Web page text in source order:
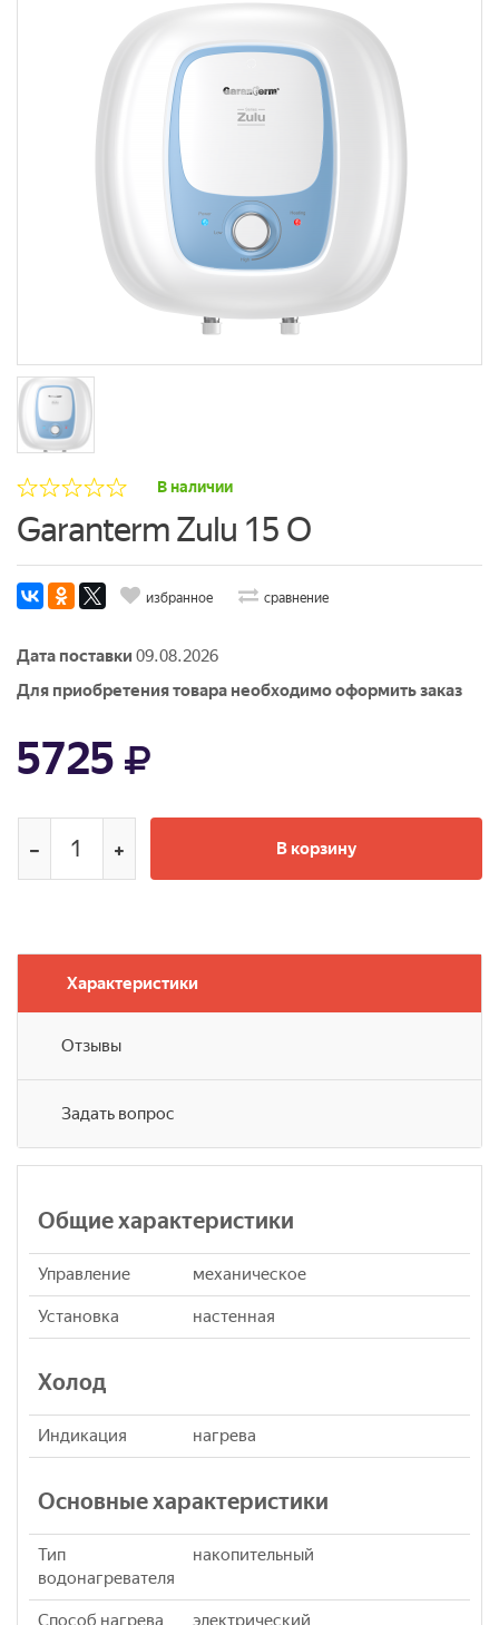
В наличии
Garanterm Zulu 15 O
избранное сравнение
Дата поставки 09.08.2026
Для приобретения товара необходимо оформить заказ
5725
В корзину
Характеристики
Отзывы
Задать вопрос
Общие характеристики
Управление механическое
Установка настенная
Холод
Индикация нагрева
Основные характеристики
Тип
водонагревателя
накопительный
Способ нагрева электрический